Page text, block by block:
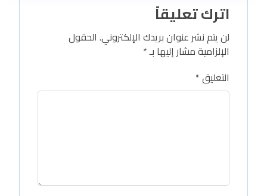
اترك تعليقاً
لن يتم نشر عنوان بريدك الإلكتروني. الحقول
الإلزامية مشار إليها بـ*
التعليق*